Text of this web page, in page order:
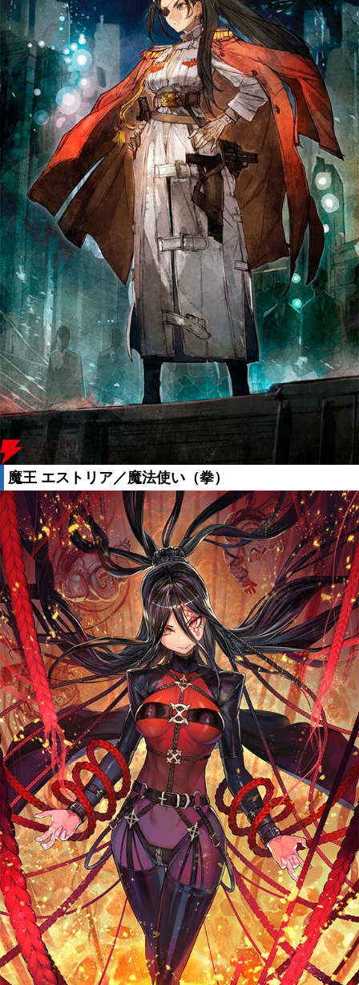
魔王 エストリア／魔法使い（拳）